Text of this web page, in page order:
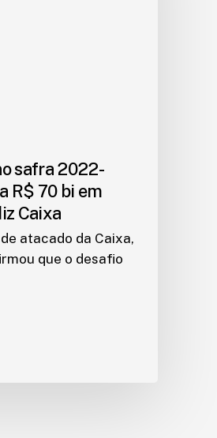
safra 2022-
R$ 70 bi em
Caixa
atacado da Caixa,
que o desafio